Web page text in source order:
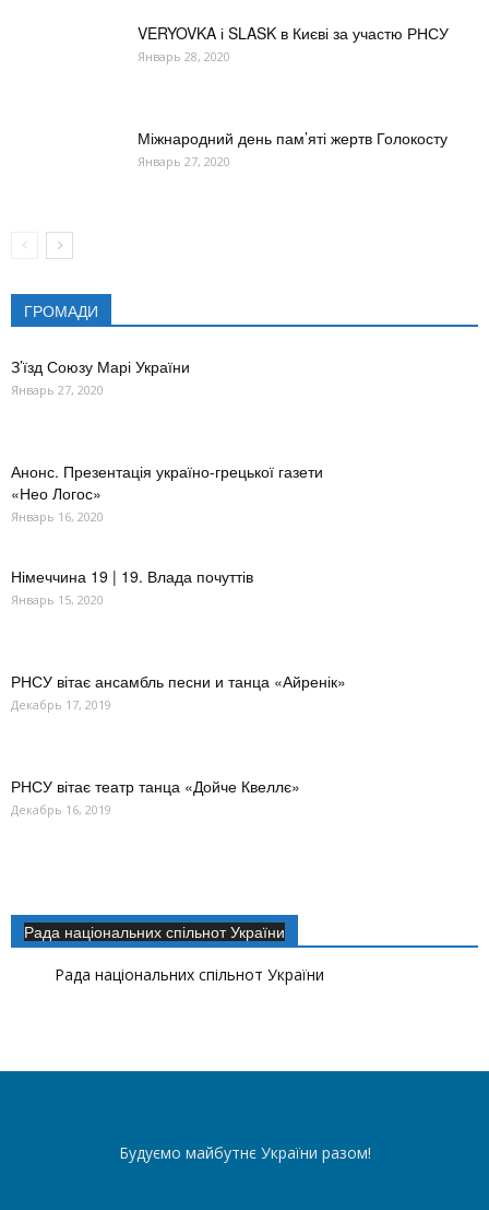
VERYOVKA і SLASK в Києві за участю РНСУ
Январь 28, 2020
Міжнародний день пам’яті жертв Голокосту
Январь 27, 2020
ГРОМАДИ
З’їзд Союзу Марі України
Январь 27, 2020
Анонс. Презентація україно-грецької газети
«Нео Логос»
Январь 16, 2020
Німеччина 19 | 19. Влада почуттів
Январь 15, 2020
РНСУ вітає ансамбль песни и танца «Айренік»
Декабрь 17, 2019
РНСУ вітає театр танца «Дойче Квеллє»
Декабрь 16, 2019
Рада національних спільнот України
Рада національних спільнот України
Будуємо майбутнє України разом!